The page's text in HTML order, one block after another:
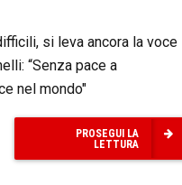
si leva ancora la voce
“Senza pace a
nel mondo"
PROSEGUI LA
LETTURA